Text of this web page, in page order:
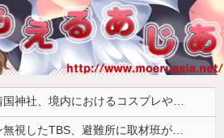
「神聖なる場所です」靖国神社、境内におけるコスプレや軍装の禁止を発表
熊本県知事の要請をガン無視したTBS、避難所に取材班が押し入ってプライバシーに全く配慮しない報道を……